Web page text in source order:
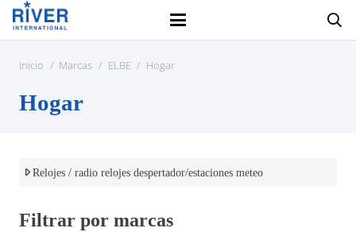
Inicio / Marcas / ELBE / Hogar
Hogar
Relojes / radio relojes despertador/estaciones meteo
Filtrar por marcas